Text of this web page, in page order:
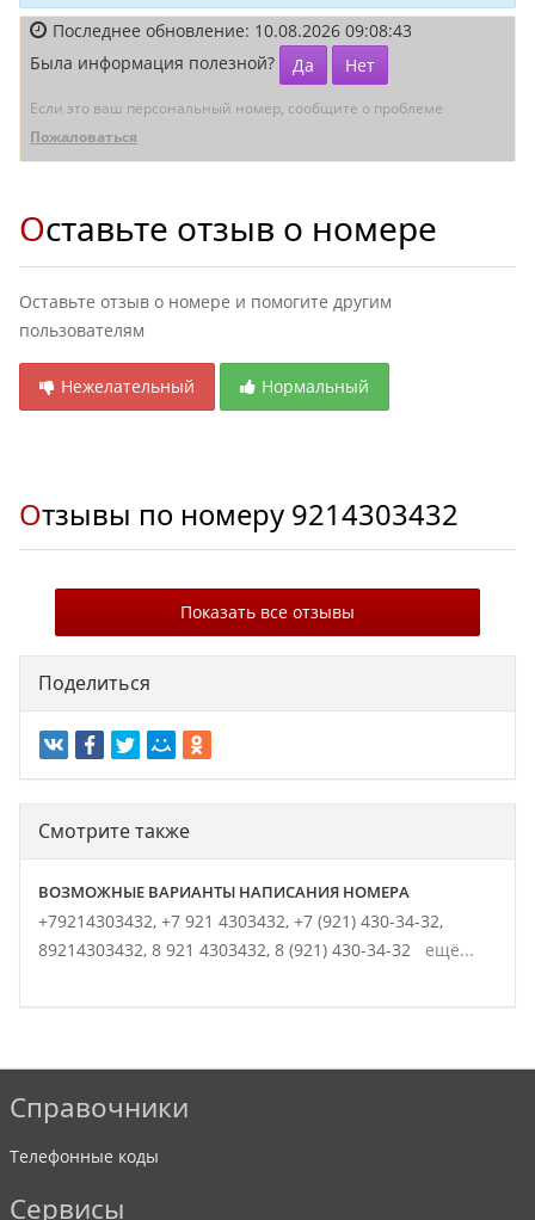
Последнее обновление: 10.08.2026 09:08:43
Была информация полезной?
Да Нет
Если это ваш персональный номер, сообщите о проблеме
Пожаловаться
Оставьте отзыв о номере
Оставьте отзыв о номере и помогите другим
пользователям
Нежелательный Нормальный
Отзывы по номеру 9214303432
Показать все отзывы
Поделиться
Смотрите также
ВОЗМОЖНЫЕ ВАРИАНТЫ НАПИСАНИЯ НОМЕРА
+79214303432, +7 921 4303432, +7 (921) 430-34-32,
89214303432, 8 921 4303432, 8 (921) 430-34-32 ещё...
Справочники
Телефонные коды
Сервисы